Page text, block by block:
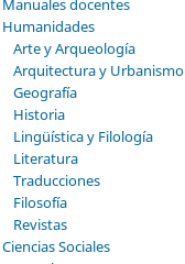
Manuales docentes
Humanidades
Arte y Arqueología
Arquitectura y Urbanismo
Geografía
Historia
Lingüística y Filología
Literatura
Traducciones
Filosofía
Revistas
Ciencias Sociales